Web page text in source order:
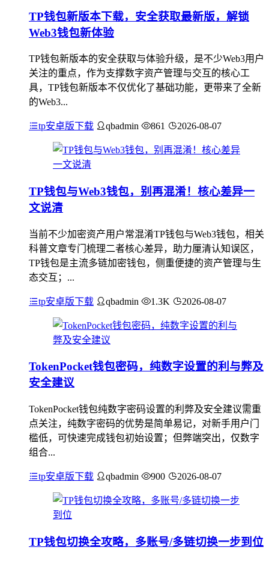
TP钱包新版本下载，安全获取最新版，解锁
Web3钱包新体验
TP钱包新版本的安全获取与体验升级，是不少Web3用户
关注的重点，作为支撑数字资产管理与交互的核心工
具，TP钱包新版本不仅优化了基础功能，更带来了全新
的Web3...
tp安卓版下载 qbadmin 861 2026-08-07
TP钱包与Web3钱包，别再混淆！核心差异一
文说清
当前不少加密资产用户常混淆TP钱包与Web3钱包，相关
科普文章专门梳理二者核心差异，助力厘清认知误区，
TP钱包是主流多链加密钱包，侧重便捷的资产管理与生
态交互；...
tp安卓版下载 qbadmin 1.3K 2026-08-07
TokenPocket钱包密码，纯数字设置的利与弊及
安全建议
TokenPocket钱包纯数字密码设置的利弊及安全建议需重
点关注，纯数字密码的优势是简单易记，对新手用户门
槛低，可快速完成钱包初始设置；但弊端突出，仅数字
组合...
tp安卓版下载 qbadmin 900 2026-08-07
TP钱包切换全攻略，多账号/多链切换一步到位